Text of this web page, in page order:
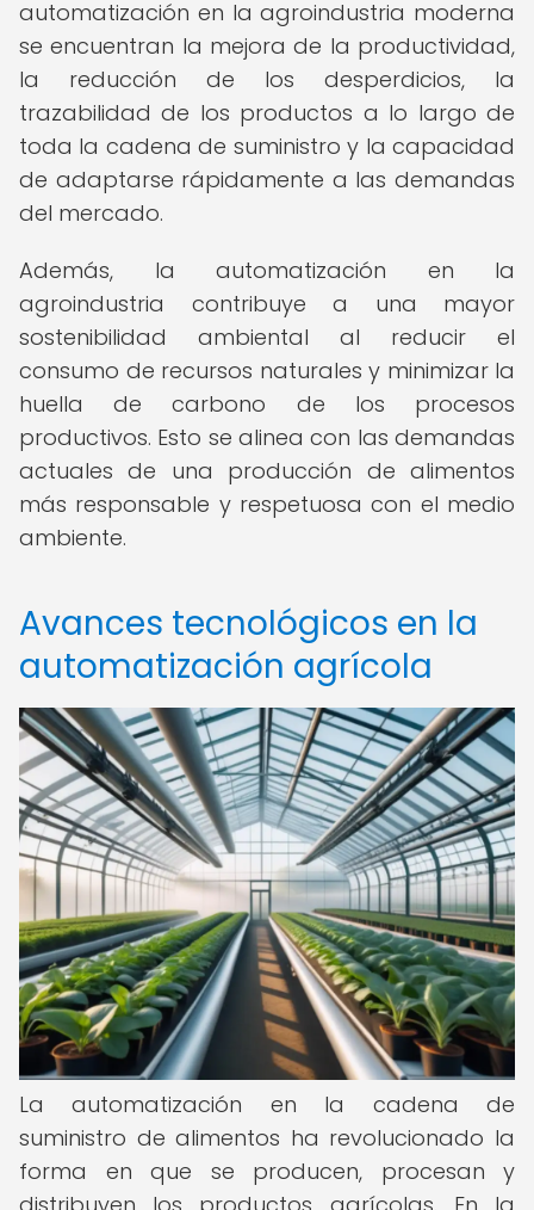
automatización en la agroindustria moderna
se encuentran la mejora de la productividad,
la reducción de los desperdicios, la
trazabilidad de los productos a lo largo de
toda la cadena de suministro y la capacidad
de adaptarse rápidamente a las demandas
del mercado.
Además, la automatización en la
agroindustria contribuye a una mayor
sostenibilidad ambiental al reducir el
consumo de recursos naturales y minimizar la
huella de carbono de los procesos
productivos. Esto se alinea con las demandas
actuales de una producción de alimentos
más responsable y respetuosa con el medio
ambiente.
Avances tecnológicos en la
automatización agrícola
La automatización en la cadena de
suministro de alimentos ha revolucionado la
forma en que se producen, procesan y